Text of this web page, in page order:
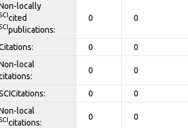
locally
cited
publications:
0 0
0 0
local
0 0
0 0
local
citations:
0 0